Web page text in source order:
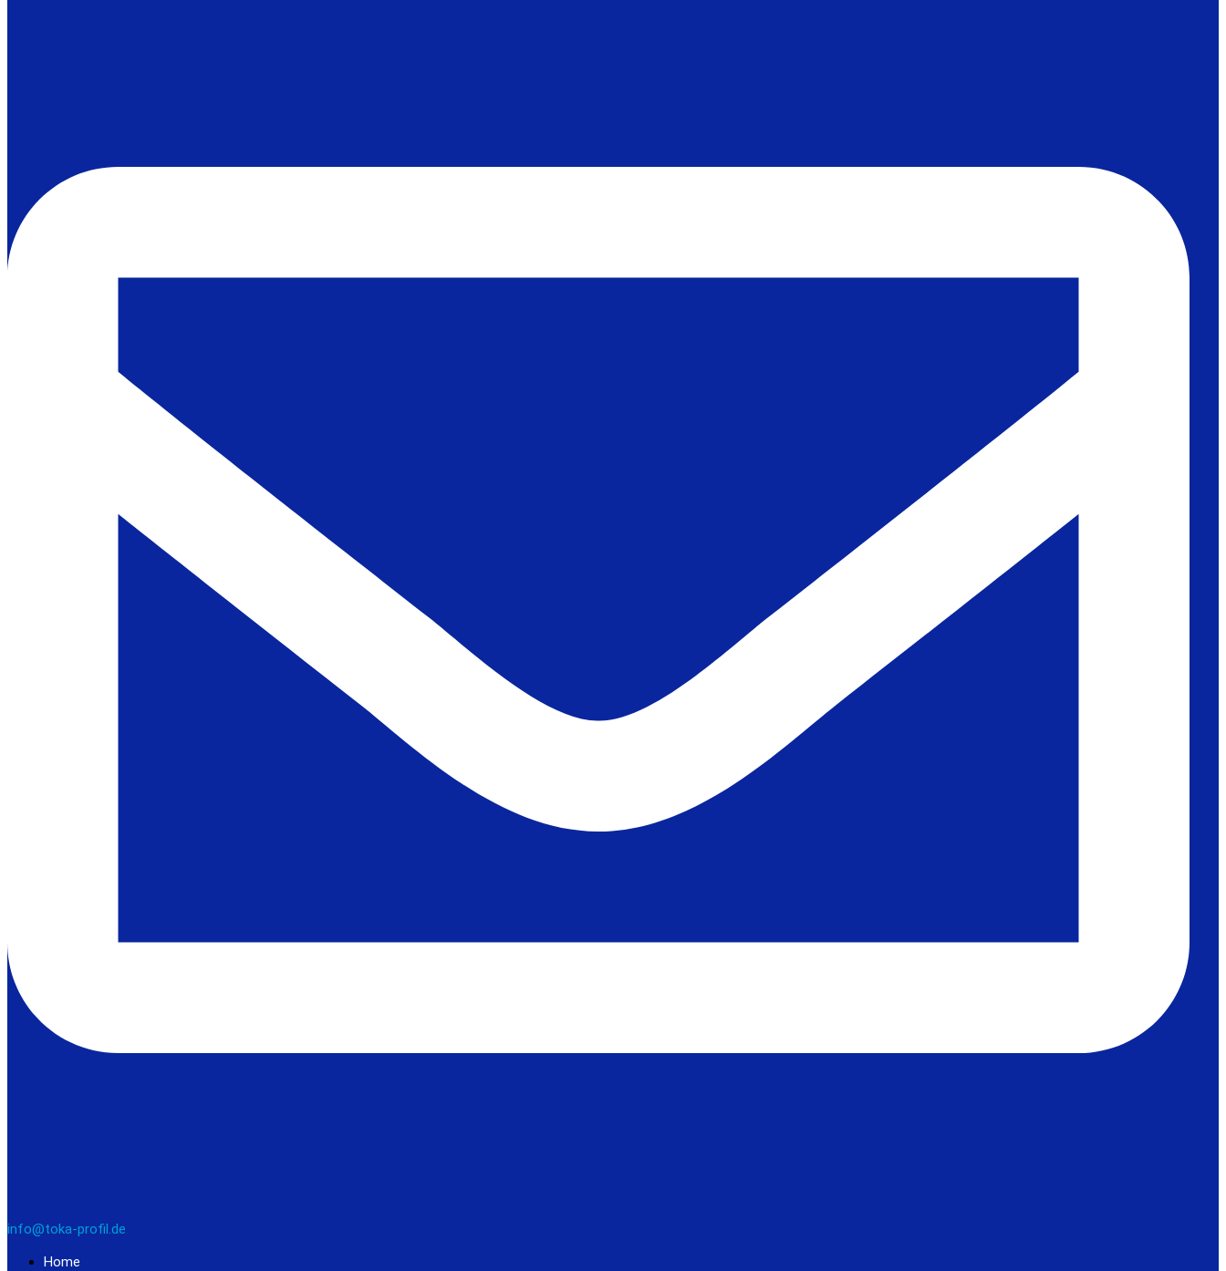
info@toka-profil.de
Home